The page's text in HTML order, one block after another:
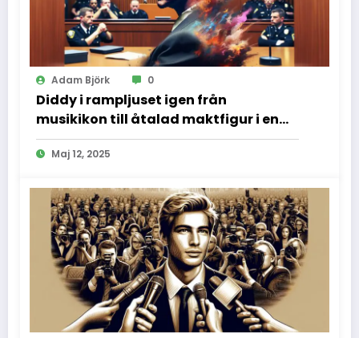
Adam Björk 0
Diddy i rampljuset igen från
musikikon till åtalad maktfigur i en
dramatisk rättssal
Maj 12, 2025